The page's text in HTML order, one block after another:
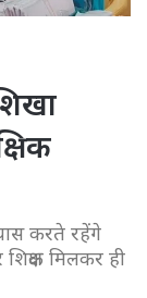
करते रहेंगे
मिलकर ही